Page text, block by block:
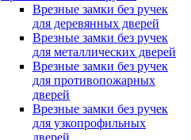
Врезные замки без ручек
для деревянных дверей
Врезные замки без ручек
для металлических дверей
Врезные замки без ручек
для противопожарных
дверей
Врезные замки без ручек
для узкопрофильных